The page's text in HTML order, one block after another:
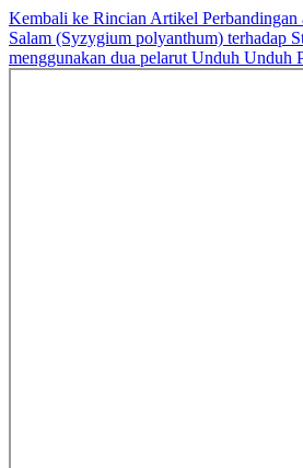
Kembali ke Rincian Artikel
Salam (Syzygium polyanthum) terhadap
menggunakan dua pelarut Unduh Unduh